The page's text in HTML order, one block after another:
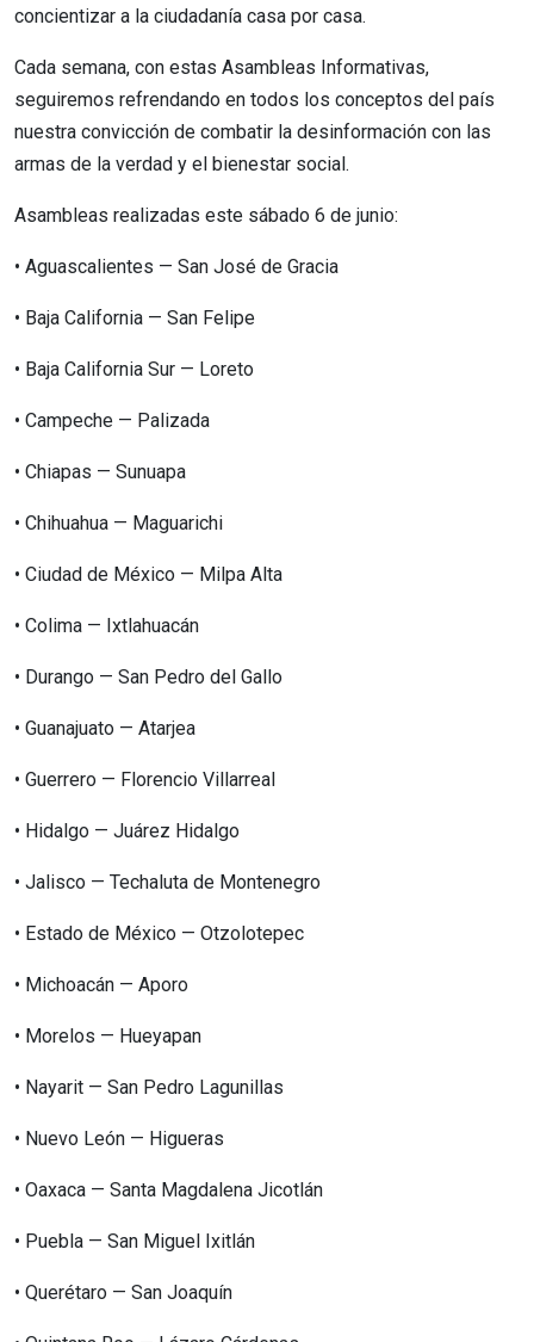
concientizar a la ciudadanía casa por casa.
Cada semana, con estas Asambleas Informativas,
seguiremos refrendando en todos los conceptos del país
nuestra convicción de combatir la desinformación con las
armas de la verdad y el bienestar social.
Asambleas realizadas este sábado 6 de junio:
•⁠ ⁠Aguascalientes — San José de Gracia
•⁠ ⁠Baja California — San Felipe
•⁠ ⁠Baja California Sur — Loreto
•⁠ ⁠Campeche — Palizada
•⁠ ⁠Chiapas — Sunuapa
•⁠ ⁠Chihuahua — Maguarichi
•⁠ ⁠Ciudad de México — Milpa Alta
•⁠ ⁠Colima — Ixtlahuacán
•⁠ ⁠Durango — San Pedro del Gallo
•⁠ ⁠Guanajuato — Atarjea
•⁠ ⁠Guerrero — Florencio Villarreal
•⁠ ⁠Hidalgo — Juárez Hidalgo
•⁠ ⁠Jalisco — Techaluta de Montenegro
•⁠ ⁠Estado de México — Otzolotepec
•⁠ ⁠Michoacán — Aporo
•⁠ ⁠Morelos — Hueyapan
•⁠ ⁠Nayarit — San Pedro Lagunillas
•⁠ ⁠Nuevo León — Higueras
•⁠ ⁠Oaxaca — Santa Magdalena Jicotlán
•⁠ ⁠Puebla — San Miguel Ixitlán
•⁠ ⁠Querétaro — San Joaquín